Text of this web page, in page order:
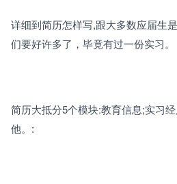
详细到简历怎样写,跟大多数应届生
们要好许多了，毕竟有过一份实习。
简历大抵分5个模块:教育信息;实习
他。: